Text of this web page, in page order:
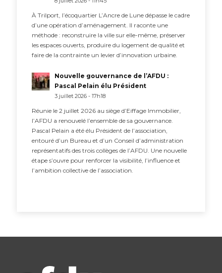
À Trilport, l’écoquartier L’Ancre de Lune dépasse le cadre
d’une opération d’aménagement. Il raconte une
méthode : reconstruire la ville sur elle-même, préserver
les espaces ouverts, produire du logement de qualité et
faire de la contrainte un levier d’innovation urbaine.
Nouvelle gouvernance de l’AFDU :
Pascal Pelain élu Président
3 juillet 2026 - 17h18
Réunie le 2 juillet 2026 au siège d’Eiffage Immobilier,
l’AFDU a renouvelé l’ensemble de sa gouvernance.
Pascal Pelain a été élu Président de l’association,
entouré d’un Bureau et d’un Conseil d’administration
représentatifs des trois collèges de l’AFDU. Une nouvelle
étape s’ouvre pour renforcer la visibilité, l’influence et
l’ambition collective de l’association.